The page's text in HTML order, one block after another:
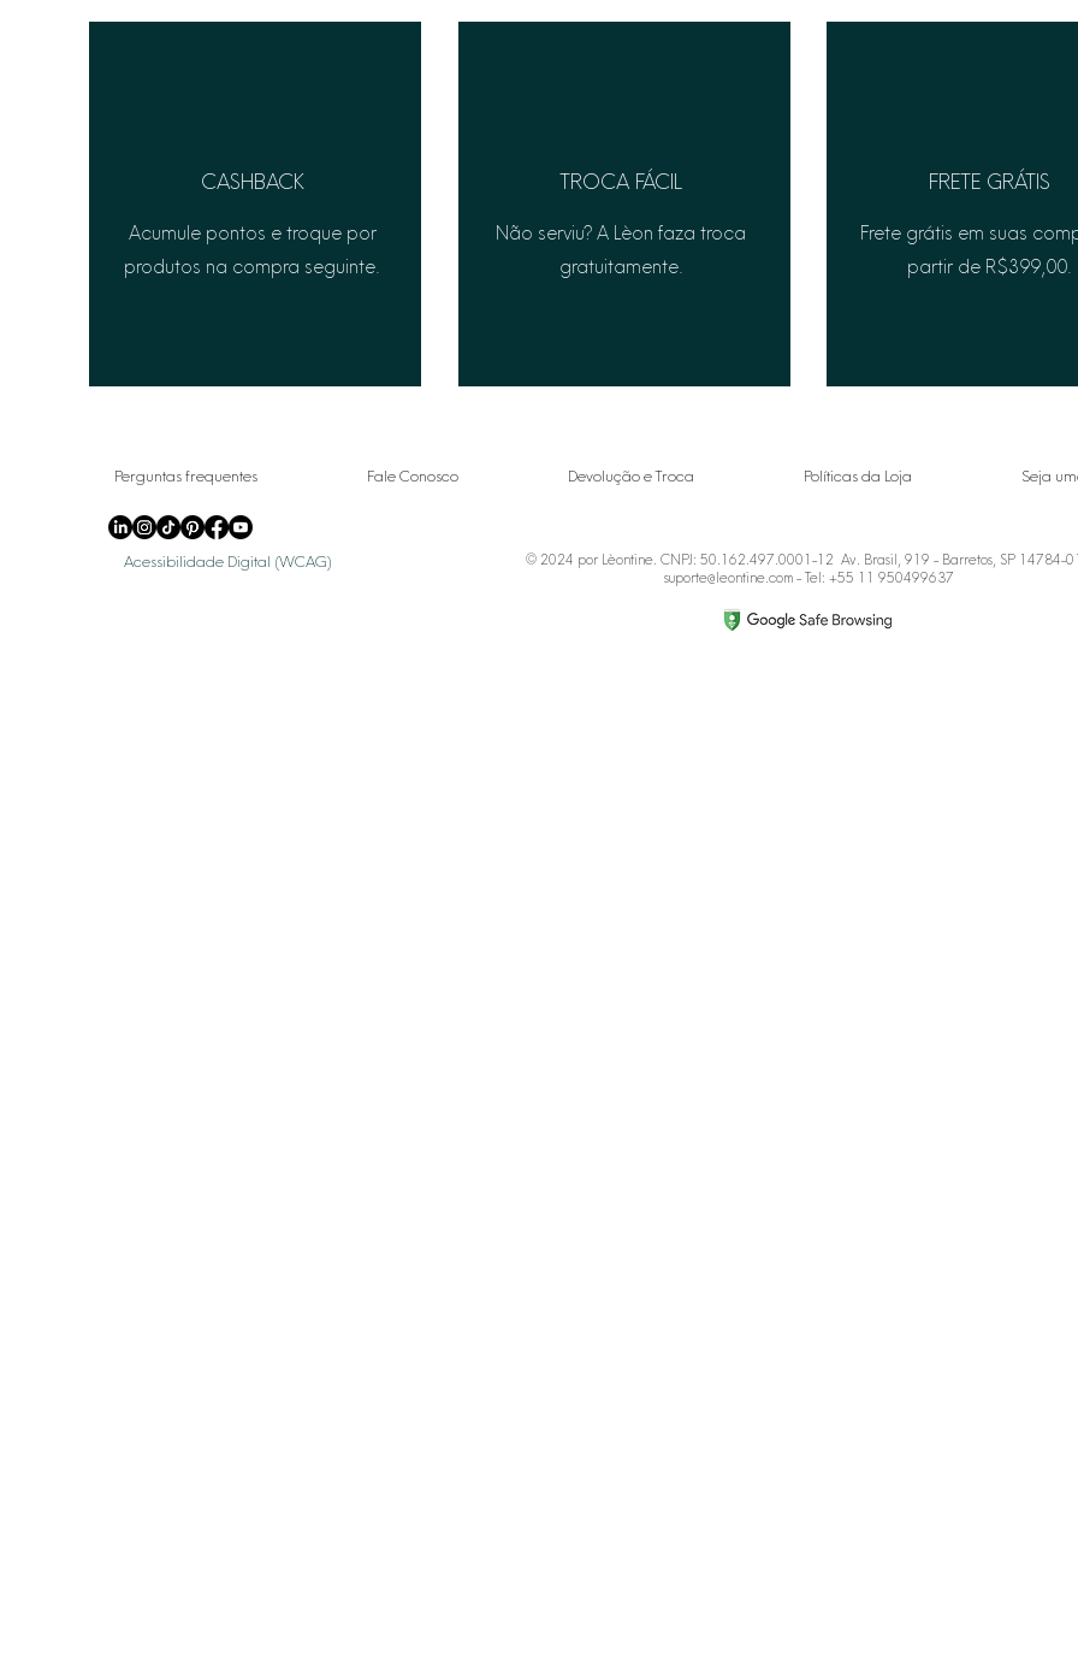
FRETE GRÁTIS
Frete grátis em suas
partir de R$399,00.
TROCA FÁCIL
Não serviu? A Lèon faza troca
gratuitamente.
CASHBACK
Acumule pontos e troque por
produtos na compra seguinte.
Perguntas frequentes Fale Conosco Devolução e Troca Políticas da Loja Seja
Acessibilidade Digital (WCAG)
© 2024 por Lèontine. CNPJ: 50.162.497.0001-12 Av. Brasil, 919 - Barretos, SP 14784-
suporte@leontine.com- Tel: +55 11 950499637